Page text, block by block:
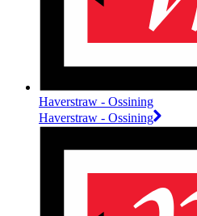
Haverstraw - Ossining
Haverstraw - Ossining